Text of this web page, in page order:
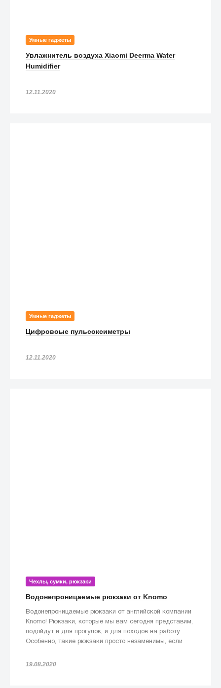
Умные гаджеты
Увлажнитель воздуха Xiaomi Deerma Water
Humidifier
12.11.2020
Умные гаджеты
Цифровоые пульсоксиметры
12.11.2020
Чехлы, сумки, рюкзаки
Водонепроницаемые рюкзаки от Knomo
Водонепроницаемые рюкзаки от английской компании
Knomo! Рюкзаки, которые мы вам сегодня представим,
подойдут и для прогулок, и для походов на работу.
Особенно, такие рюкзаки просто незаменимы, если
19.08.2020